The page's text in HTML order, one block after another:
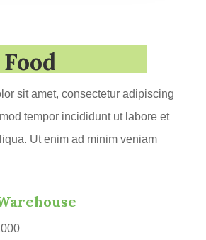
sit amet, consectetur adipiscing
tempor incididunt ut labore et
Ut enim ad minim veniam